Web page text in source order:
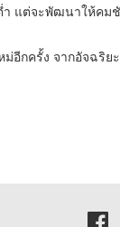
แต่จะพัฒนาให้คม
อีกครั้ง จากอัจฉริย